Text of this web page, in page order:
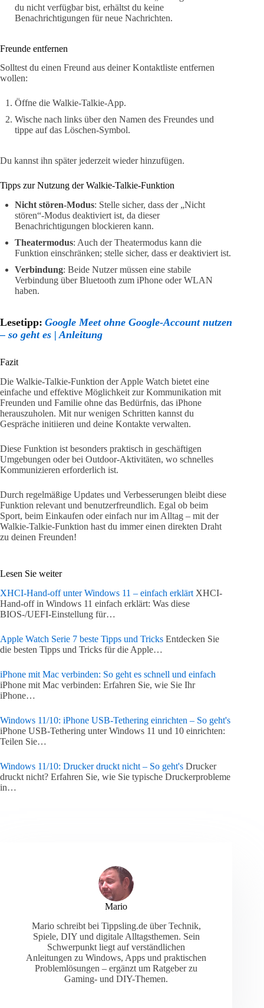
du nicht verfügbar bist, erhältst du keine
Benachrichtigungen für neue Nachrichten.
Freunde entfernen
Solltest du einen Freund aus deiner Kontaktliste entfernen
wollen:
Öffne die Walkie-Talkie-App.
Wische nach links über den Namen des Freundes und
tippe auf das Löschen-Symbol.
Du kannst ihn später jederzeit wieder hinzufügen.
Tipps zur Nutzung der Walkie-Talkie-Funktion
Nicht stören-Modus: Stelle sicher, dass der „Nicht
stören“-Modus deaktiviert ist, da dieser
Benachrichtigungen blockieren kann.
Theatermodus: Auch der Theatermodus kann die
Funktion einschränken; stelle sicher, dass er deaktiviert ist.
Verbindung: Beide Nutzer müssen eine stabile
Verbindung über Bluetooth zum iPhone oder WLAN
haben.
Lesetipp: Google Meet ohne Google-Account nutzen
– so geht es | Anleitung
Fazit
Die Walkie-Talkie-Funktion der Apple Watch bietet eine
einfache und effektive Möglichkeit zur Kommunikation mit
Freunden und Familie ohne das Bedürfnis, das iPhone
herauszuholen. Mit nur wenigen Schritten kannst du
Gespräche initiieren und deine Kontakte verwalten.
Diese Funktion ist besonders praktisch in geschäftigen
Umgebungen oder bei Outdoor-Aktivitäten, wo schnelles
Kommunizieren erforderlich ist.
Durch regelmäßige Updates und Verbesserungen bleibt diese
Funktion relevant und benutzerfreundlich. Egal ob beim
Sport, beim Einkaufen oder einfach nur im Alltag – mit der
Walkie-Talkie-Funktion hast du immer einen direkten Draht
zu deinen Freunden!
Lesen Sie weiter
XHCI-Hand-off unter Windows 11 – einfach erklärt XHCI-
Hand-off in Windows 11 einfach erklärt: Was diese
BIOS-/UEFI-Einstellung für…
Apple Watch Serie 7 beste Tipps und Tricks Entdecken Sie
die besten Tipps und Tricks für die Apple…
iPhone mit Mac verbinden: So geht es schnell und einfach
iPhone mit Mac verbinden: Erfahren Sie, wie Sie Ihr
iPhone…
Windows 11/10: iPhone USB-Tethering einrichten – So geht's
iPhone USB-Tethering unter Windows 11 und 10 einrichten:
Teilen Sie…
Windows 11/10: Drucker druckt nicht – So geht's Drucker
druckt nicht? Erfahren Sie, wie Sie typische Druckerprobleme
in…
Mario
Mario schreibt bei Tippsling.de über Technik,
Spiele, DIY und digitale Alltagsthemen. Sein
Schwerpunkt liegt auf verständlichen
Anleitungen zu Windows, Apps und praktischen
Problemlösungen – ergänzt um Ratgeber zu
Gaming- und DIY-Themen.